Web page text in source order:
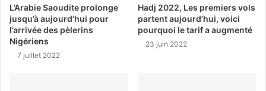
L’Arabie Saoudite prolonge
jusqu’à aujourd’hui pour
l’arrivée des pèlerins
Nigériens
7 juillet 2022
Hadj 2022, Les premiers vols
partent aujourd’hui, voici
pourquoi le tarif a augmenté
23 juin 2022